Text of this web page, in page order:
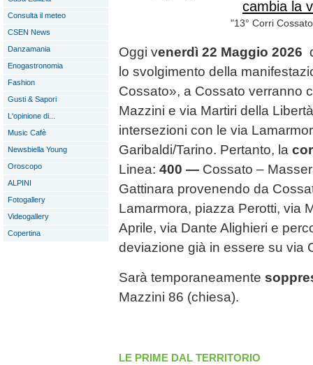
Consulta il meteo
CSEN News
Danzamania
Enogastronomia
Fashion
Gusti & Sapori
L'opinione di...
Music Cafè
Newsbiella Young
Oroscopo
ALPINI
Fotogallery
Videogallery
Copertina
"13° Corri
Oggi venerdì 22 Maggio 2026
lo svolgimento della
Cossato», a Cossato verranno
Mazzini e via Martiri della
intersezioni con le via
Garibaldi/Tarino. Pertanto, la
Linea: 400 — Cossato –
Gattinara provenendo da
Lamarmora, piazza Perotti, via
Aprile, via Dante Alighieri e
deviazione già in essere su via
Sarà temporaneamente
Mazzini 86 (chiesa).
LE PRIME DAL TERRITORIO